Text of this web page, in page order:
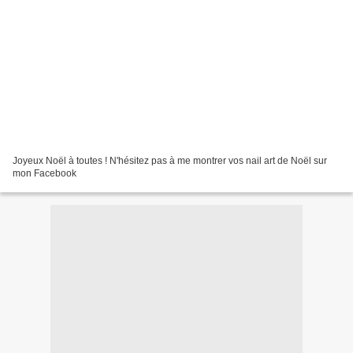
Joyeux Noël à toutes ! N'hésitez pas à me montrer vos nail art de Noël sur
mon Facebook